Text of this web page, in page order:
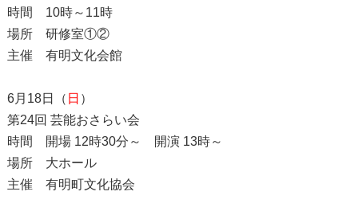
時間 10時～11時
場所 研修室①②
主催 有明文化会館
6月18日（ 日 ）
第24回 芸能おさらい会
時間 開場 12時30分～ 開演 13時～
場所 大ホール
主催 有明町文化協会